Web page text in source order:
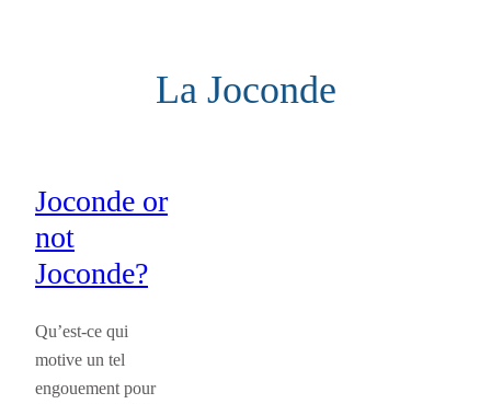
La Joconde
Joconde or
not
Joconde?
Qu’est-ce qui
motive un tel
engouement pour